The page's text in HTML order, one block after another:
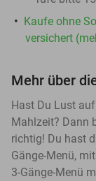
Kaufe ohne
versichert
Mehr über
Hast Du Lust
Mahlzeit? Dann
richtig! Du hast
Gänge-Menü,
3-Gänge-Menü